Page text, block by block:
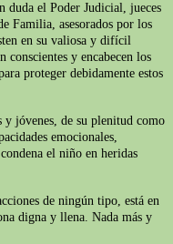
duda el Poder Judicial, jueces
Familia, asesorados por los
en su valiosa y difícil
y encabecen los
proteger debidamente estos
jóvenes, de su plenitud como
emocionales,
el niño en heridas
de ningún tipo, está en
digna y llena. Nada más y